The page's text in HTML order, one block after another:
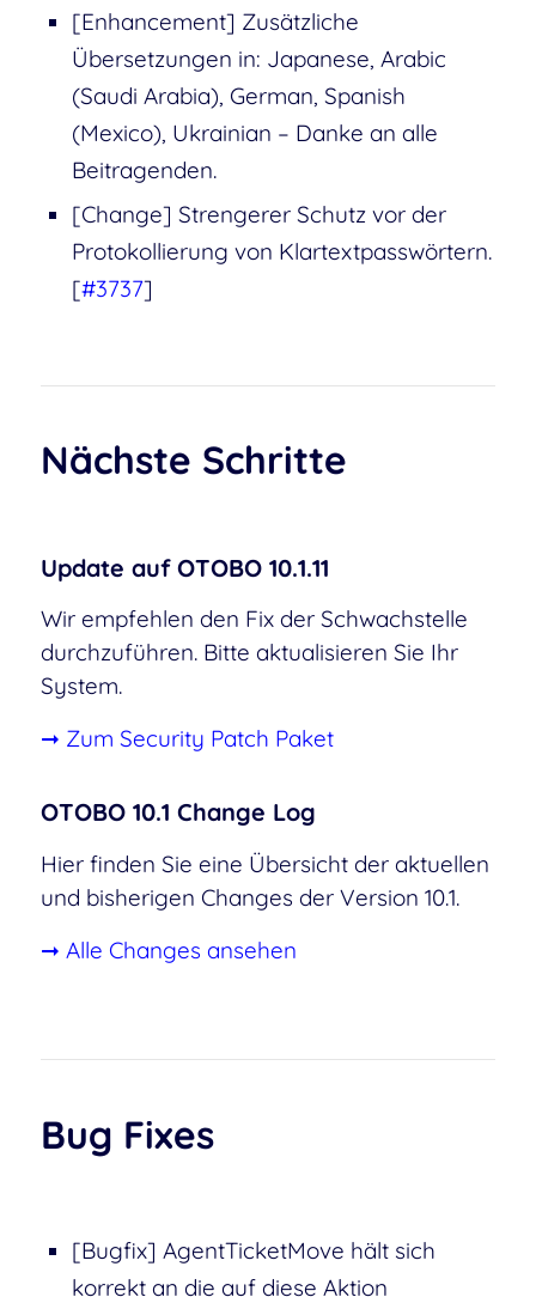
[Enhancement] Zusätzliche
Übersetzungen in: Japanese, Arabic
(Saudi Arabia), German, Spanish
(Mexico), Ukrainian – Danke an alle
Beitragenden.
[Change] Strengerer Schutz vor der
Protokollierung von Klartextpasswörtern.
[#3737]
Nächste Schritte
Update auf OTOBO 10.1.11
Wir empfehlen den Fix der Schwachstelle
durchzuführen. Bitte aktualisieren Sie Ihr
System.
➞ Zum Security Patch Paket
OTOBO 10.1 Change Log
Hier finden Sie eine Übersicht der aktuellen
und bisherigen Changes der Version 10.1.
➞ Alle Changes ansehen
Bug Fixes
[Bugfix] AgentTicketMove hält sich
korrekt an die auf diese Aktion